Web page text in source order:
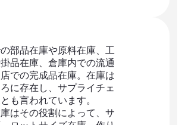
部品在庫や原料在庫、工
品在庫、倉庫内での流通
での完成品在庫。在庫は
に存在し、サプライチェ
も言われています。
はその役割によって、サ